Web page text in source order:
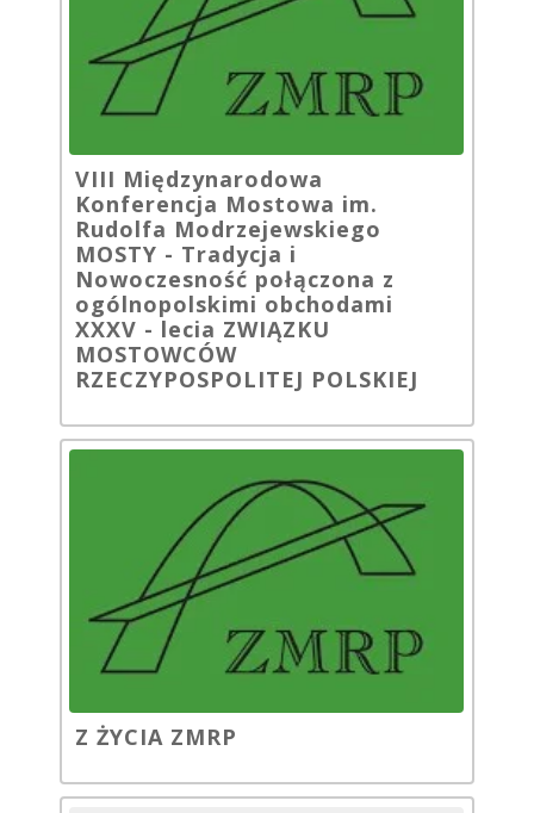
VIII Międzynarodowa
Konferencja Mostowa im.
Rudolfa Modrzejewskiego
MOSTY - Tradycja i
Nowoczesność połączona z
ogólnopolskimi obchodami
XXXV - lecia ZWIĄZKU
MOSTOWCÓW
RZECZYPOSPOLITEJ POLSKIEJ
Z ŻYCIA ZMRP